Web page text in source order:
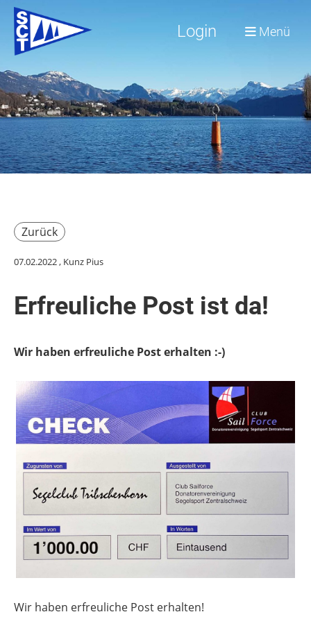
Login Menü
Zurück
07.02.2022, Kunz Pius
Erfreuliche Post ist da!
Wir haben erfreuliche Post erhalten :-)
Wir haben erfreuliche Post erhalten!